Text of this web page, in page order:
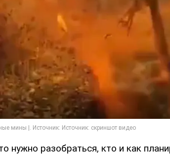
нужно разобраться, кто и как